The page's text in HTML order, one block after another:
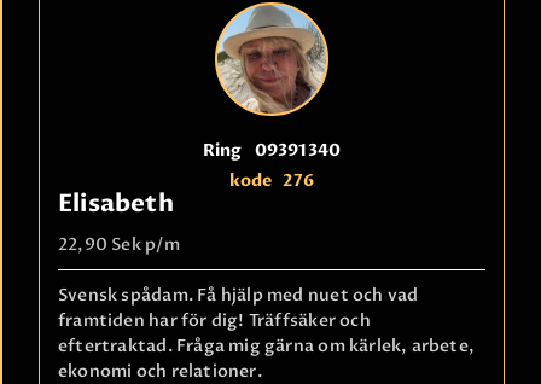
Ring 09391340
kode 276
Elisabeth
22,90 Sek p/m
Svensk spådam. Få hjälp med nuet och vad
framtiden har för dig! Träffsäker och
eftertraktad. Fråga mig gärna om kärlek, arbete,
ekonomi och relationer.